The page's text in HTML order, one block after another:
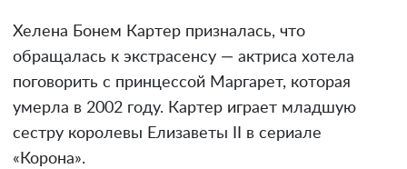
Хелена Бонем Картер призналась, что
обращалась к экстрасенсу — актриса хотела
поговорить с принцессой Маргарет, которая
умерла в 2002 году. Картер играет младшую
сестру королевы Елизаветы II в сериале
«Корона».